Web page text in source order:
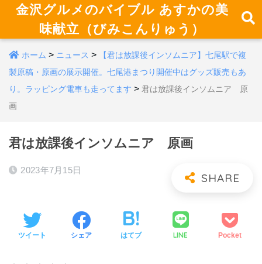
金沢グルメのバイブル あすかの美
味献立（びみこんりゅう）
ホーム > ニュース >
【君は放課後インソムニア】七尾駅で複
製原稿・原画の展示開催。七尾港まつり開催中はグッズ販売もあ
り。ラッピング電車も走ってます > 君は放課後インソムニア 原
画
君は放課後インソムニア 原画
2023年7月15日
ツイート シェア はてブ LINE Pocket